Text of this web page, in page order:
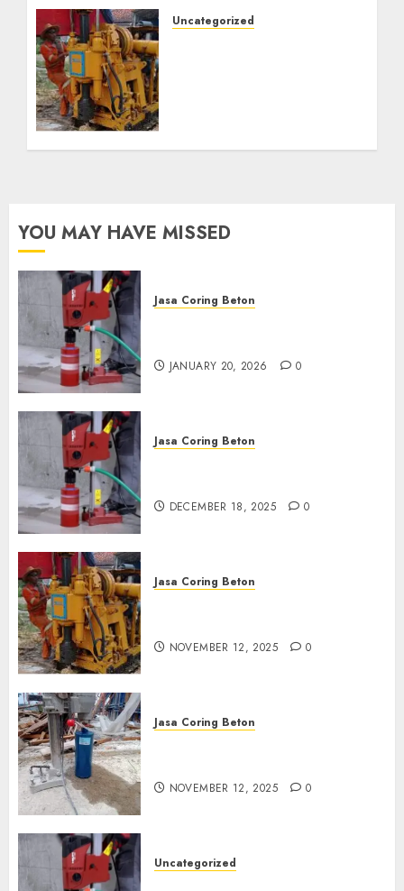
Uncategorized
YOU MAY HAVE MISSED
Jasa Coring Beton
JANUARY 20, 2026 0
Jasa Coring Beton
DECEMBER 18, 2025 0
Jasa Coring Beton
NOVEMBER 12, 2025 0
Jasa Coring Beton
NOVEMBER 12, 2025 0
Uncategorized